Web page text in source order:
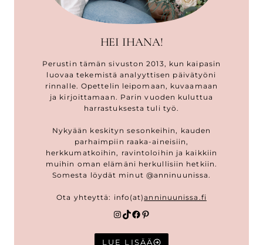
HEI IHANA!
Perustin tämän sivuston 2013, kun kaipasin
luovaa tekemistä analyyttisen päivätyöni
rinnalle. Opettelin leipomaan, kuvaamaan
ja kirjoittamaan. Parin vuoden kuluttua
harrastuksesta tuli työ.
Nykyään keskityn sesonkeihin, kauden
parhaimpiin raaka-aineisiin,
herkkumatkoihin, ravintoloihin ja kaikkiin
muihin oman elämäni herkullisiin hetkiin.
Somesta löydät minut @anninuunissa.
Ota yhteyttä: info(at)anninuunissa.fi
Instagram
TikTok
Facebook
Pinterest
LUE LISÄÄ